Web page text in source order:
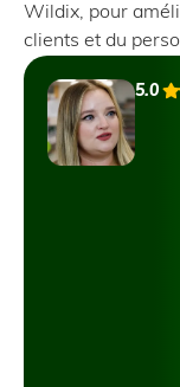
Wildix, pour
clients et du
5.0